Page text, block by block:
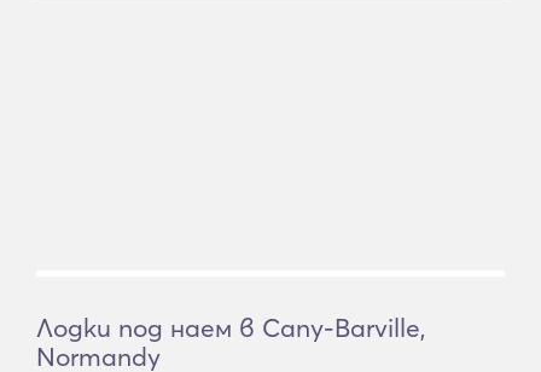
Лодки под наем в Cany-Barville,
Normandy